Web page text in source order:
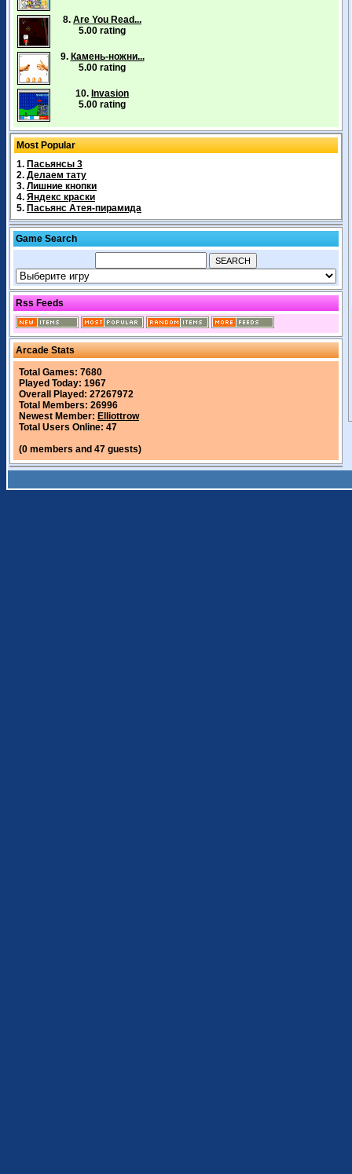
8. Are You Read...
5.00 rating
9. Камень-ножни...
5.00 rating
10. Invasion
5.00 rating
Most Popular
1. Пасьянсы 3
2. Делаем тату
3. Лишние кнопки
4. Яндекс краски
5. Пасьянс Атея-пирамида
Game Search
Rss Feeds
Arcade Stats
Total Games: 7680
Played Today: 1967
Overall Played: 27267972
Total Members: 26996
Newest Member: Elliottrow
Total Users Online: 47
(0 members and 47 guests)